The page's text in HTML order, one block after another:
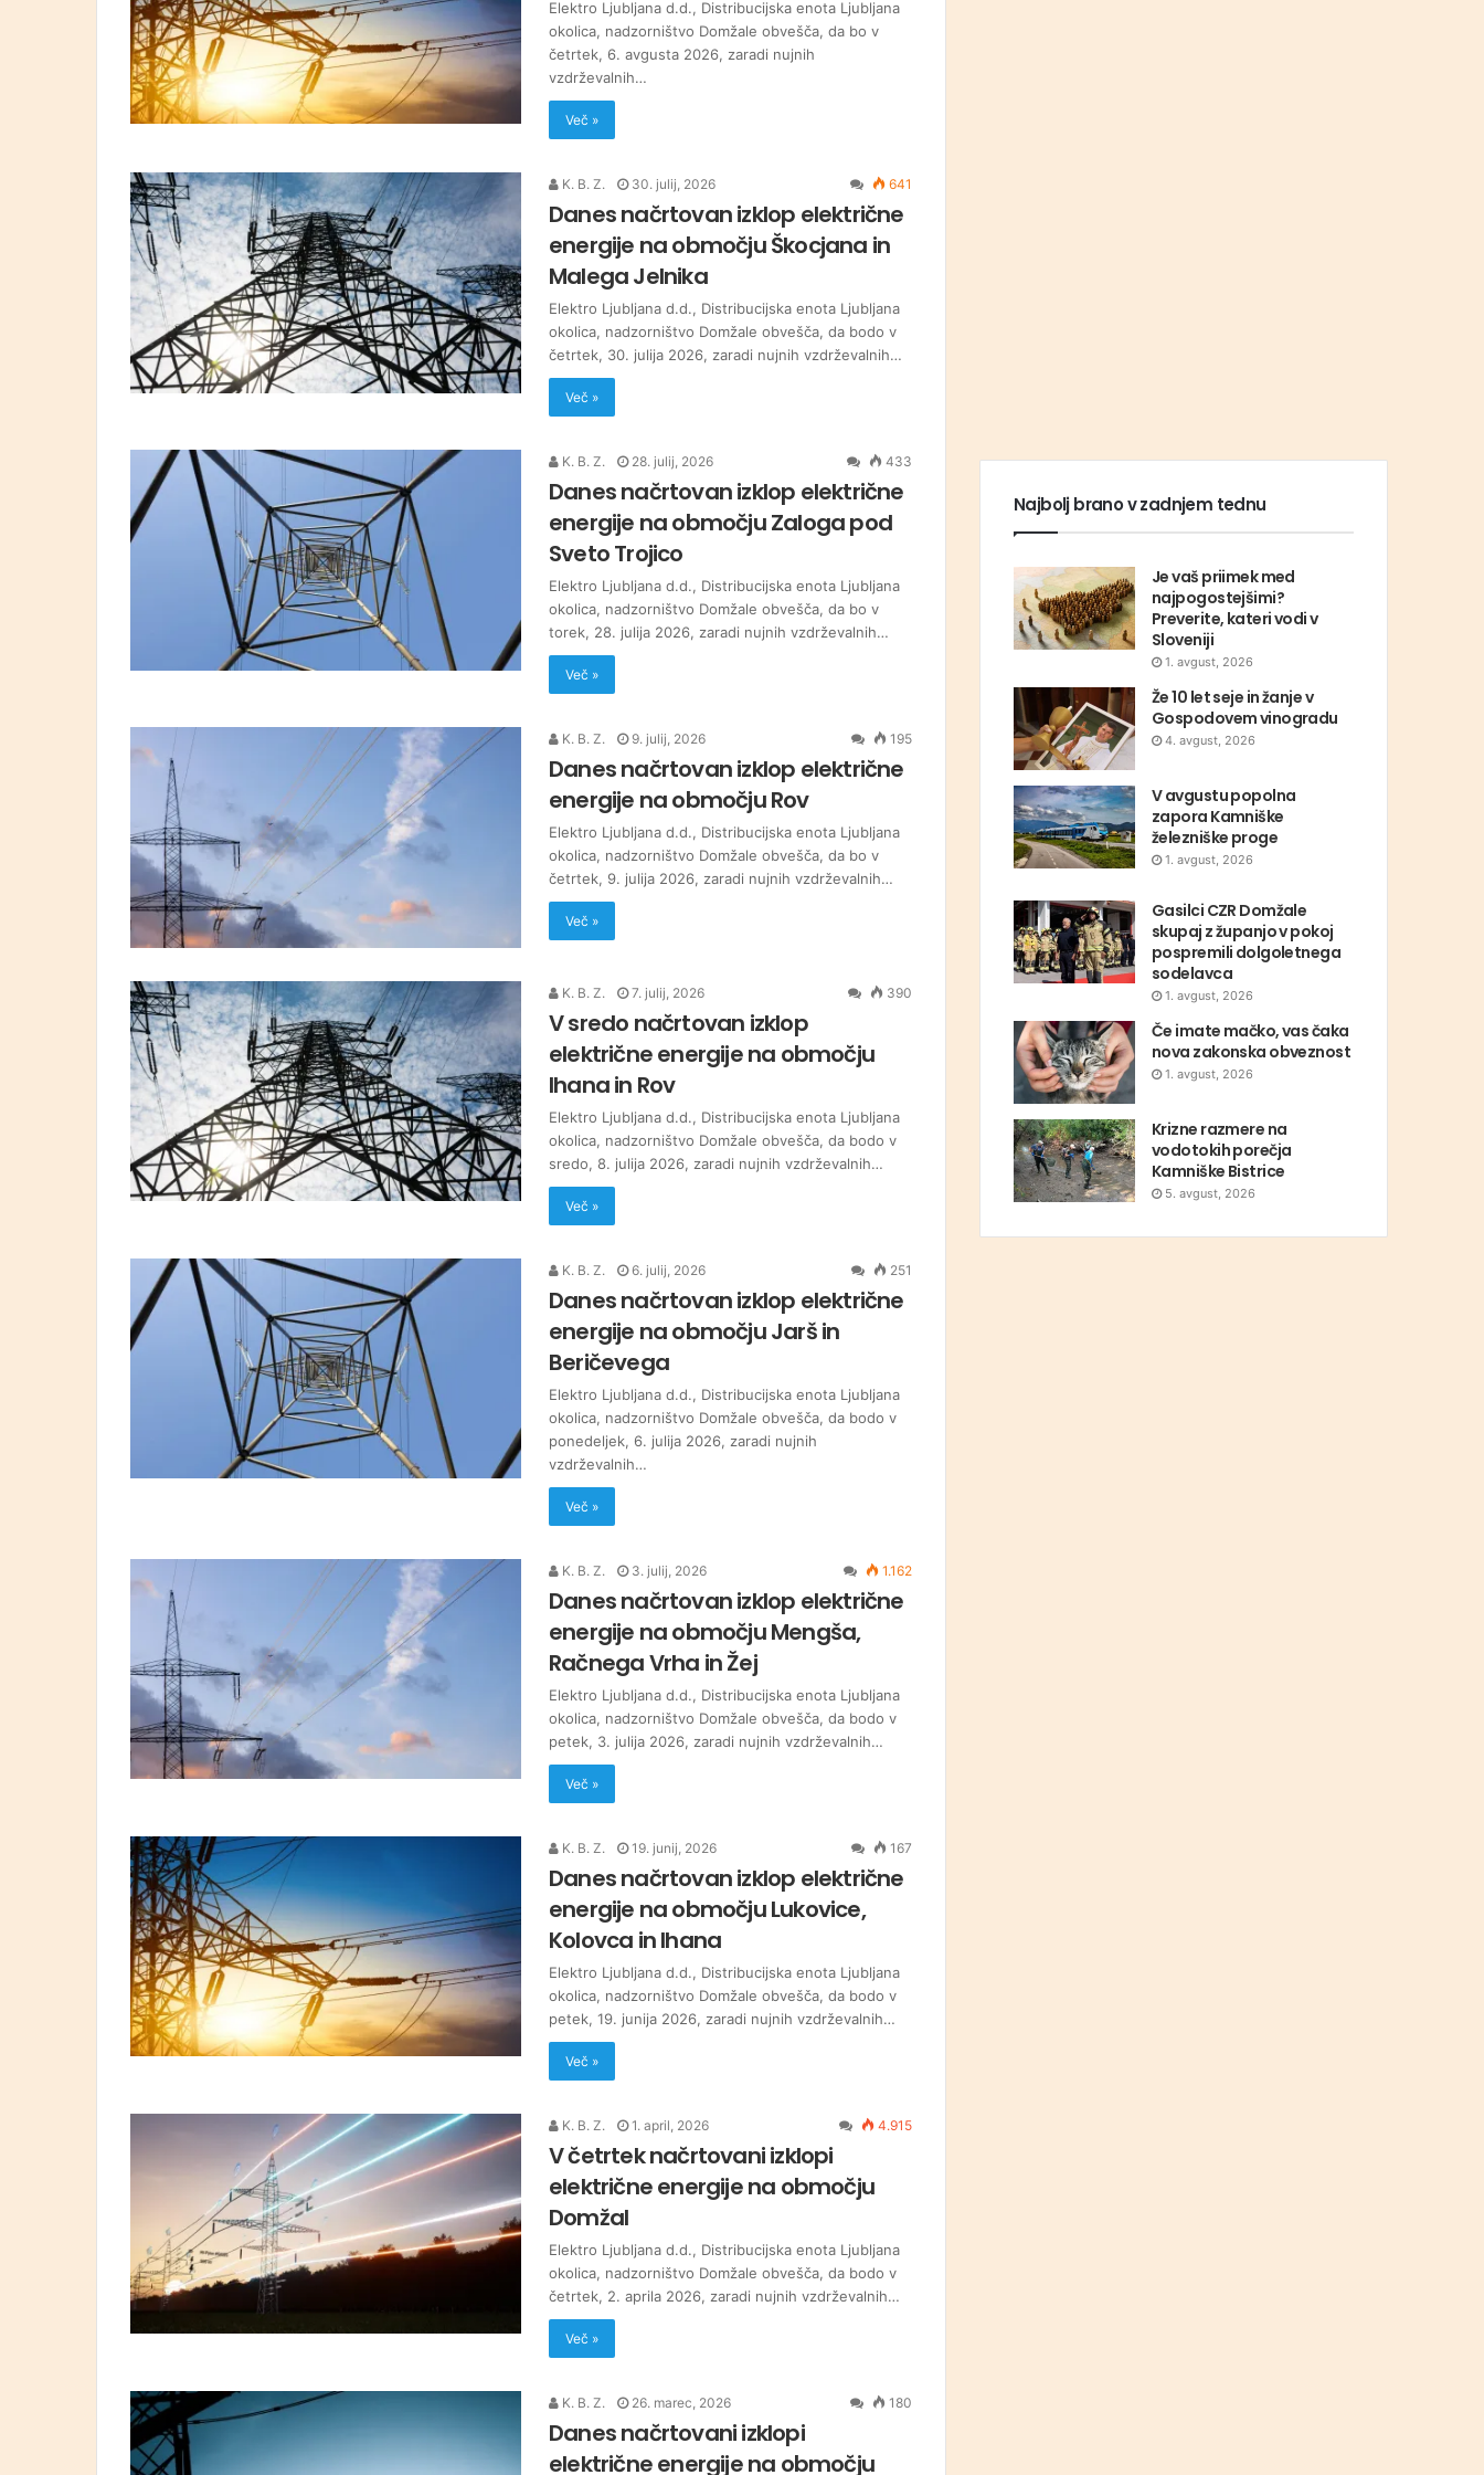
Elektro Ljubljana d.d., Distribucijska enota Ljubljana
okolica, nadzorništvo Domžale obvešča, da bo v
četrtek, 6. avgusta 2026, zaradi nujnih
vzdrževalnih…
Več »
K. B. Z. 30. julij, 2026 641
Danes načrtovan izklop električne
energije na območju Škocjana in
Malega Jelnika
Elektro Ljubljana d.d., Distribucijska enota Ljubljana
okolica, nadzorništvo Domžale obvešča, da bodo v
četrtek, 30. julija 2026, zaradi nujnih vzdrževalnih…
Več »
K. B. Z. 28. julij, 2026 433
Danes načrtovan izklop električne
energije na območju Zaloga pod
Sveto Trojico
Elektro Ljubljana d.d., Distribucijska enota Ljubljana
okolica, nadzorništvo Domžale obvešča, da bo v
torek, 28. julija 2026, zaradi nujnih vzdrževalnih…
Več »
K. B. Z. 9. julij, 2026 195
Danes načrtovan izklop električne
energije na območju Rov
Elektro Ljubljana d.d., Distribucijska enota Ljubljana
okolica, nadzorništvo Domžale obvešča, da bo v
četrtek, 9. julija 2026, zaradi nujnih vzdrževalnih…
Več »
K. B. Z. 7. julij, 2026 390
V sredo načrtovan izklop
električne energije na območju
Ihana in Rov
Elektro Ljubljana d.d., Distribucijska enota Ljubljana
okolica, nadzorništvo Domžale obvešča, da bodo v
sredo, 8. julija 2026, zaradi nujnih vzdrževalnih…
Več »
K. B. Z. 6. julij, 2026 251
Danes načrtovan izklop električne
energije na območju Jarš in
Beričevega
Elektro Ljubljana d.d., Distribucijska enota Ljubljana
okolica, nadzorništvo Domžale obvešča, da bodo v
ponedeljek, 6. julija 2026, zaradi nujnih
vzdrževalnih…
Več »
K. B. Z. 3. julij, 2026 1.162
Danes načrtovan izklop električne
energije na območju Mengša,
Račnega Vrha in Žej
Elektro Ljubljana d.d., Distribucijska enota Ljubljana
okolica, nadzorništvo Domžale obvešča, da bodo v
petek, 3. julija 2026, zaradi nujnih vzdrževalnih…
Več »
K. B. Z. 19. junij, 2026 167
Danes načrtovan izklop električne
energije na območju Lukovice,
Kolovca in Ihana
Elektro Ljubljana d.d., Distribucijska enota Ljubljana
okolica, nadzorništvo Domžale obvešča, da bodo v
petek, 19. junija 2026, zaradi nujnih vzdrževalnih…
Več »
K. B. Z. 1. april, 2026 4.915
V četrtek načrtovani izklopi
električne energije na območju
Domžal
Elektro Ljubljana d.d., Distribucijska enota Ljubljana
okolica, nadzorništvo Domžale obvešča, da bodo v
četrtek, 2. aprila 2026, zaradi nujnih vzdrževalnih…
Več »
K. B. Z. 26. marec, 2026 180
Danes načrtovani izklopi
električne energije na območju
Najbolj brano v zadnjem tednu
Je vaš priimek med
najpogostejšimi?
Preverite, kateri vodi v
Sloveniji
1. avgust, 2026
Že 10 let seje in žanje v
Gospodovem vinogradu
4. avgust, 2026
V avgustu popolna
zapora Kamniške
železniške proge
1. avgust, 2026
Gasilci CZR Domžale
skupaj z županjo v pokoj
pospremili dolgoletnega
sodelavca
1. avgust, 2026
Če imate mačko, vas čaka
nova zakonska obveznost
1. avgust, 2026
Krizne razmere na
vodotokih porečja
Kamniške Bistrice
5. avgust, 2026